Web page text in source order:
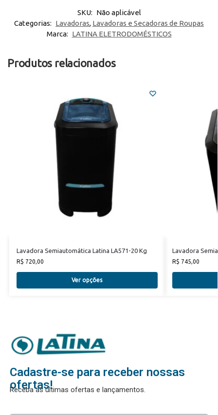
SKU: Não aplicável
Categorias: Lavadoras, Lavadoras e Secadoras de Roupas
Marca: LATINA ELETRODOMÉSTICOS
Produtos relacionados
Lavadora Semiautomática Latina LA571-20 Kg
R$ 720,00
Ver opções
Lavadora
R$ 745,00
Cadastre-se para receber nossas
ofertas!
Receba as últimas ofertas e lançamentos.